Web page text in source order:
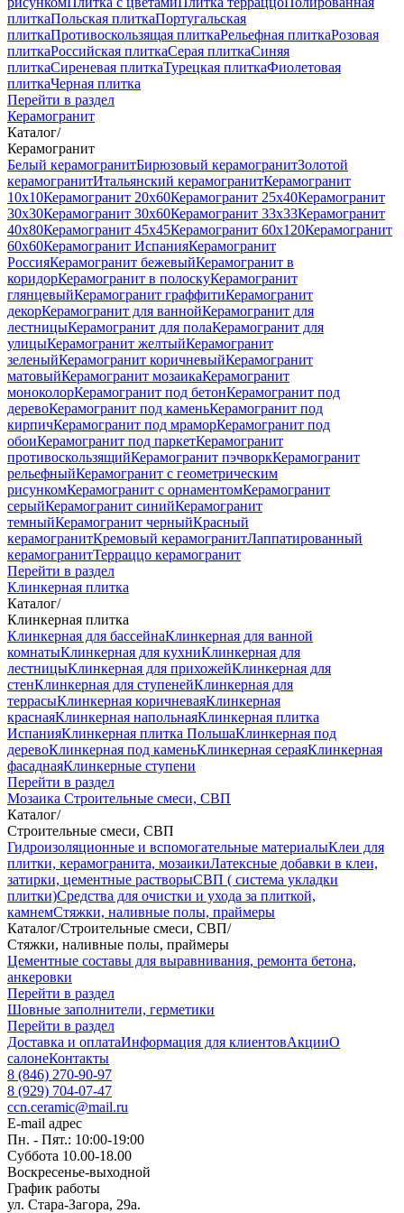
плиткаПольская плиткаПортугальская
плиткаПротивоскользящая плиткаРельефная плиткаРозовая
плиткаРоссийская плиткаСерая плиткаСиняя
плиткаСиреневая плиткаТурецкая плиткаФиолетовая
плиткаЧерная плитка
Перейти в раздел
Керамогранит
Каталог/
Керамогранит
Белый керамогранитБирюзовый керамогранитЗолотой
керамогранитИтальянский керамогранитКерамогранит
10x10Керамогранит 20x60Керамогранит 25x40Керамогранит
30x30Керамогранит 30x60Керамогранит 33x33Керамогранит
40x80Керамогранит 45x45Керамогранит 60x120Керамогранит
60x60Керамогранит ИспанияКерамогранит
РоссияКерамогранит бежевыйКерамогранит в
коридорКерамогранит в полоскуКерамогранит
глянцевыйКерамогранит граффитиКерамогранит
декорКерамогранит для ваннойКерамогранит для
лестницыКерамогранит для полаКерамогранит для
улицыКерамогранит желтыйКерамогранит
зеленыйКерамогранит коричневыйКерамогранит
матовыйКерамогранит мозаикаКерамогранит
моноколорКерамогранит под бетонКерамогранит под
деревоКерамогранит под каменьКерамогранит под
кирпичКерамогранит под мраморКерамогранит под
обоиКерамогранит под паркетКерамогранит
противоскользящийКерамогранит пэчворкКерамогранит
рельефныйКерамогранит с геометрическим
рисункомКерамогранит с орнаментомКерамогранит
серыйКерамогранит синийКерамогранит
темныйКерамогранит черныйКрасный
керамогранитКремовый керамогранитЛаппатированный
керамогранитТерраццо керамогранит
Перейти в раздел
Клинкерная плитка
Каталог/
Клинкерная плитка
Клинкерная для бассейнаКлинкерная для ванной
комнатыКлинкерная для кухниКлинкерная для
лестницыКлинкерная для прихожейКлинкерная для
стенКлинкерная для ступенейКлинкерная для
террасыКлинкерная коричневаяКлинкерная
краснаяКлинкерная напольнаяКлинкерная плитка
ИспанияКлинкерная плитка ПольшаКлинкерная под
деревоКлинкерная под каменьКлинкерная сераяКлинкерная
фасаднаяКлинкерные ступени
Перейти в раздел
Мозаика Строительные смеси, СВП
Каталог/
Строительные смеси, СВП
Гидроизоляционные и вспомогательные материалыКлеи для
плитки, керамогранита, мозаикиЛатексные добавки в клеи,
затирки, цементные растворыСВП ( система укладки
плитки)Средства для очистки и ухода за плиткой,
камнемСтяжки, наливные полы, праймеры
Каталог/Строительные смеси, СВП/
Стяжки, наливные полы, праймеры
Цементные составы для выравнивания, ремонта бетона,
анкеровки
Перейти в раздел
Шовные заполнители, герметики
Перейти в раздел
Доставка и оплатаИнформация для клиентовАкцииО
салонеКонтакты
8 (846) 270-90-97
8 (929) 704-07-47
ccn.ceramic@mail.ru
E-mail адрес
Пн. - Пят.: 10:00-19:00
Суббота 10.00-18.00
Воскресенье-выходной
График работы
ул. Стара-Загора, 29а.